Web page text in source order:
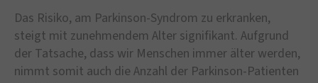
Das Risiko, am Parkinson-Syndrom zu erkranken,
steigt mit zunehmendem Alter signifikant. Aufgrund
der Tatsache, dass wir Menschen immer älter werden,
nimmt somit auch die Anzahl der Parkinson-Patienten